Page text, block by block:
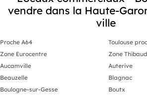
vendre dans la Haute-
ville
Proche A64
Zone Eurocentre
Zone Thibaud
Aucamville
Auterive
Beauzelle
Blagnac
Boulogne-sur-Gesse
Boutx